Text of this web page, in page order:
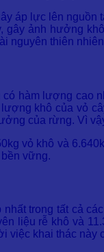
áp lực lên
ảnh hưởng
nguyên thiên
hàm lượng cao
khô của vỏ
của rừng. Vì
vỏ khô và
vững.
trong tất cả
liệu rễ khô và
việc khai thác này